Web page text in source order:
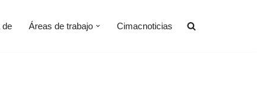
de Áreas de trabajo Cimacnoticias